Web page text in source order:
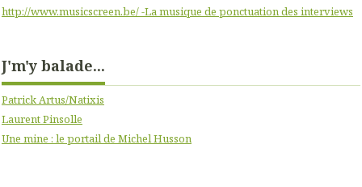
http://www.musicscreen.be/ -La musique de ponctuation des interviews
J'm'y balade...
Patrick Artus/Natixis
Laurent Pinsolle
Une mine : le portail de Michel Husson